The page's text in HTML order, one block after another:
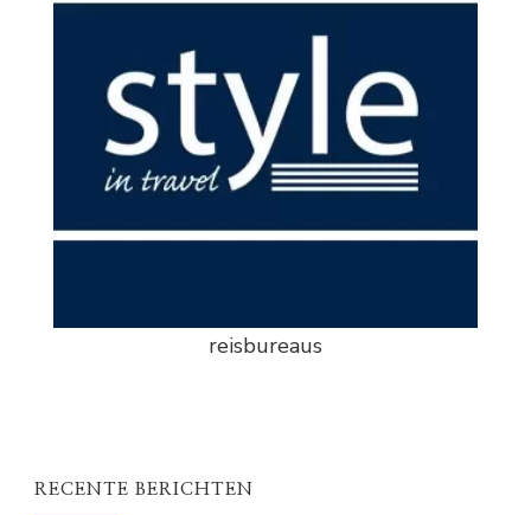
reisbureaus
RECENTE BERICHTEN